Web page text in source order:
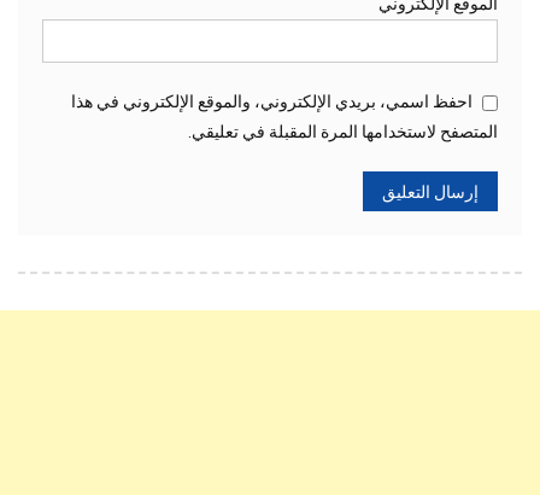
احفظ اسمي، بريدي الإلكتروني، والموقع الإلكتروني في هذا
المتصفح لاستخدامها المرة المقبلة في تعليقي.